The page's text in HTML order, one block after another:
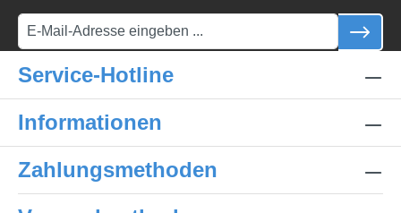
Service-Hotline
Informationen
Zahlungsmethoden